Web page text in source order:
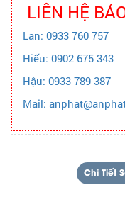
LIÊN HỆ
Lan: 0933 760 757
Hiếu: 0902 675 343
Hậu: 0933 789 387
Mail:
Chi Tiết